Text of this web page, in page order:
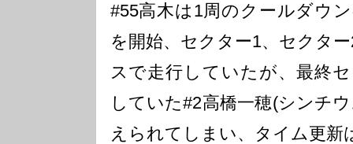
#55高木は1周のクールダウ
を開始、セクター1、セクタ
スで走行していたが、最終
していた#2高橋一穂(シンチ
えられてしまい、タイム更新